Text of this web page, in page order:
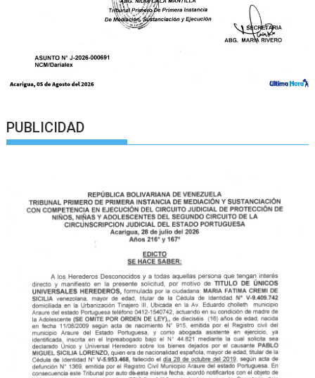
PUBLICIDAD